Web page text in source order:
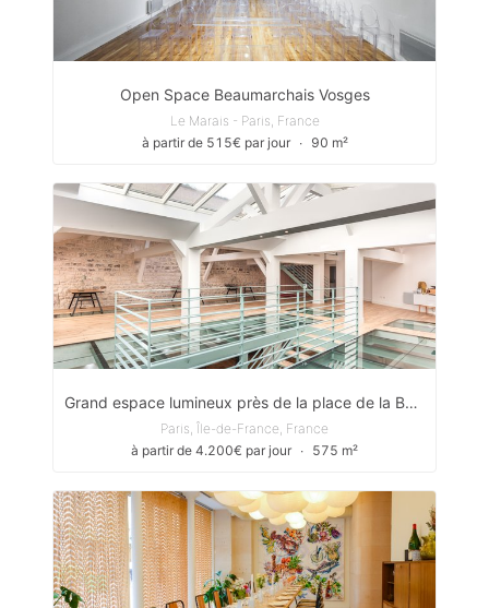
Open Space Beaumarchais Vosges
Le Marais - Paris, France
à partir de 515€ par jour
∙ 90 m²
Grand espace lumineux près de la place de la Bastille
Paris, Île-de-France, France
à partir de 4.200€ par jour ∙ 575 m²